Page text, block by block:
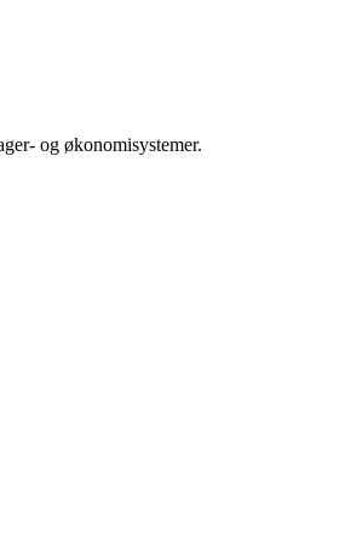
og økonomisystemer.